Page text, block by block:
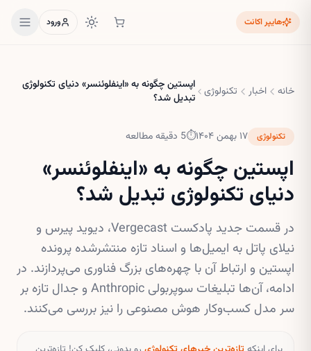
هایپر اکانت ورود
خانه اخبار تکنولوژی اپستین چگونه به «اینفلوئنسر» دنیای تکنولوژی
تبدیل شد؟
تکنولوژی ۱۷ بهمن ۱۴۰۴ ⏱
5 دقیقه مطالعه
اپستین چگونه به «اینفلوئنسر»
دنیای تکنولوژی تبدیل شد؟
در قسمت جدید پادکست Vergecast، دیوید پیرس و
نیلای پاتل به ایمیل‌ها و اسناد تازه منتشرشده پرونده
اپستین و ارتباط آن با چهره‌های بزرگ فناوری می‌پردازند. در
ادامه، آن‌ها تبلیغات سوپربولی Anthropic و جدال تازه بر
سر مدل کسب‌وکار هوش مصنوعی را نیز بررسی می‌کنند.